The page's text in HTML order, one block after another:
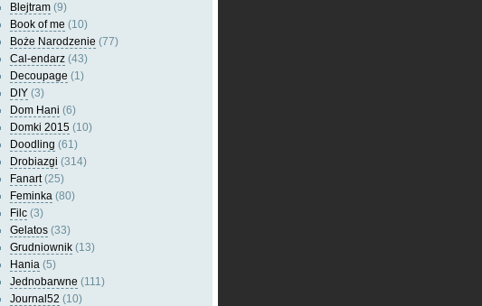
Blejtram (9)
Book of me (10)
Boże Narodzenie (77)
Cal-endarz (43)
Decoupage (1)
DIY (3)
Dom Hani (6)
Domki 2015 (10)
Doodling (61)
Drobiazgi (314)
Fanart(25)
Feminka (80)
Filc (3)
Gelatos (33)
Grudniownik (13)
Hania (5)
Jednobarwne (111)
Journal52 (10)